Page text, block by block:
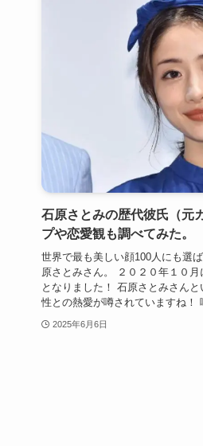
石原さとみの歴代彼氏（元
プや恋愛観も調べてみた。
世界で最も美しい顔100人にも選
原さとみさん。 ２０２０年１０
となりました！ 石原さとみさん
性との熱愛が噂されていますね！
2025年6月6日